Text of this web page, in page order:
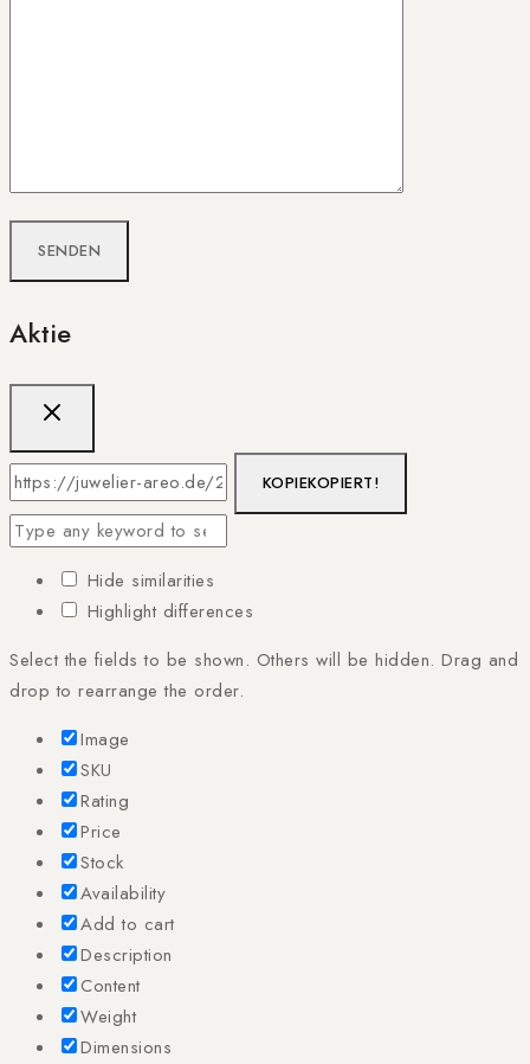
Aktie
KOPIEKOPIERT!
Hide similarities
Highlight differences
Select the fields to be shown. Others will be hidden. Drag and
drop to rearrange the order.
Image
SKU
Rating
Price
Stock
Availability
Add to cart
Description
Content
Weight
Dimensions